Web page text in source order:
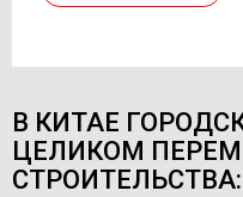
В КИТАЕ
ЦЕЛИКОМ